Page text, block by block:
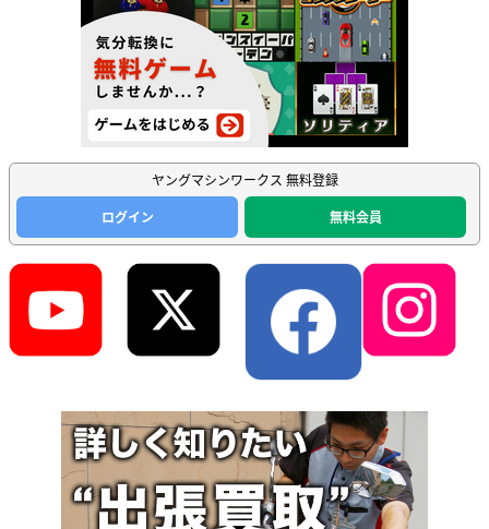
ヤングマシンワークス 無料登録
ログイン
無料会員